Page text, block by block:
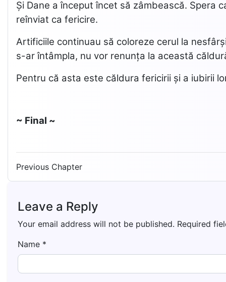
Și Dane a început încet să zâmbească. Spera
reînviat ca fericire.
Artificiile continuau să coloreze cerul la
s-ar întâmpla, nu vor renunța la această
Pentru că asta este căldura fericirii și a iubirii
~ Final ~
Previous Chapter
Leave a Reply
Your email address will not be published. Required
Name *